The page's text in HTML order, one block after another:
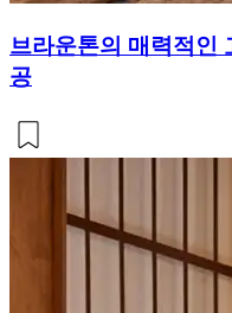
브라운톤의 매력적인
공